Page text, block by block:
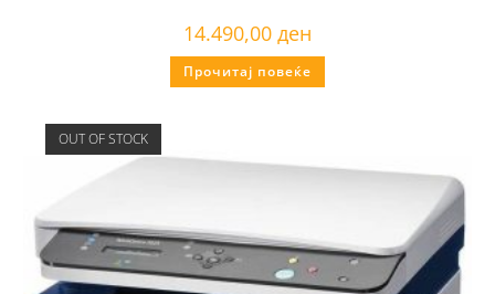
14.490,00 ден
Прочитај повеќе
OUT OF STOCK